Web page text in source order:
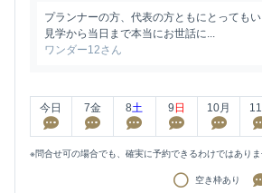
プランナーの方、代表の方ともにとっても
見学から当日まで本当にお世話に...
ワンダー12さん
今日 7金 8土 9 日 10月 11
※問合せ可の場合でも、確実に予約できるわけではありま
空き枠あり